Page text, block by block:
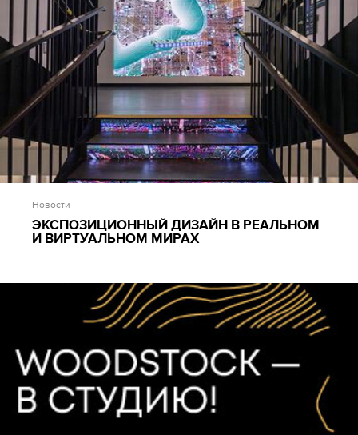
Новости
ЭКСПОЗИЦИОННЫЙ ДИЗАЙН В РЕАЛЬНОМ
И ВИРТУАЛЬНОМ МИРАХ